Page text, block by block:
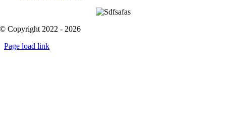
© Copyright 2022 - 2026
Page load link